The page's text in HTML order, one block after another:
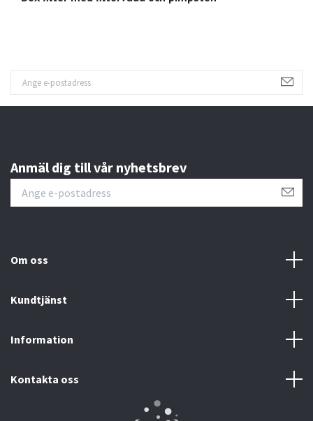
Anmäl dig till vår nyhetsbrev
Om oss
Kundtjänst
Information
Kontakta oss